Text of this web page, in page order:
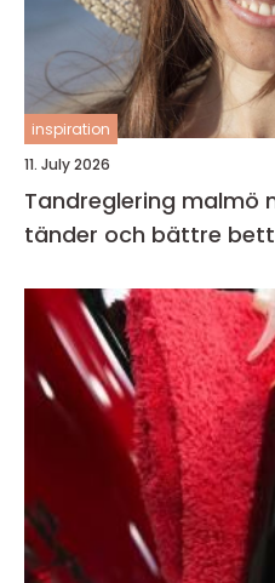
inspiration
11. July 2026
Tandreglering malmö modern teknik för raka
tänder och bättre bett